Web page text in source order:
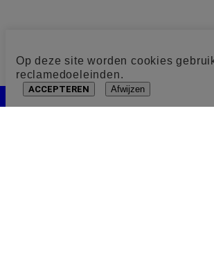
Op deze site worden cookies
reclamedoeleinden.
ACCEPTEREN Afwijzen
Cookie toestemming